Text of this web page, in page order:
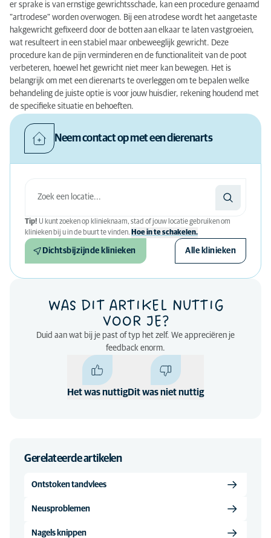
er sprake is van ernstige gewrichtsschade, kan een procedure genaamd
"artrodese" worden overwogen. Bij een atrodese wordt het aangetaste
hakgewricht gefixeerd door de botten aan elkaar te laten vastgroeien,
wat resulteert in een stabiel maar onbeweeglijk gewricht. Deze
procedure kan de pijn verminderen en de functionaliteit van de poot
verbeteren, hoewel het gewricht niet meer kan bewegen. Het is
belangrijk om met een dierenarts te overleggen om te bepalen welke
behandeling de juiste optie is voor jouw huisdier, rekening houdend met
de specifieke situatie en behoeften.
Neem contact op met een dierenarts
Tip! U kunt zoeken op klinieknaam, stad of jouw locatie gebruiken om
klinieken bij u in de buurt te vinden. Hoe in te schakelen.
Dichtsbijzijnde klinieken Alle klinieken
WAS DIT ARTIKEL NUTTIG
VOOR JE?
Duid aan wat bij je past of typ het zelf. We appreciëren je
feedback enorm.
Het was nuttigDit was niet nuttig
Gerelateerde artikelen
Ontstoken tandvlees
Neusproblemen
Nagels knippen